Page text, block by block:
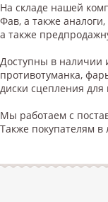
На складе нашей
Фав, а также
а также
Доступны в наличии
противотуманка,
диски сцепления для
Мы работаем с
Также покупателям